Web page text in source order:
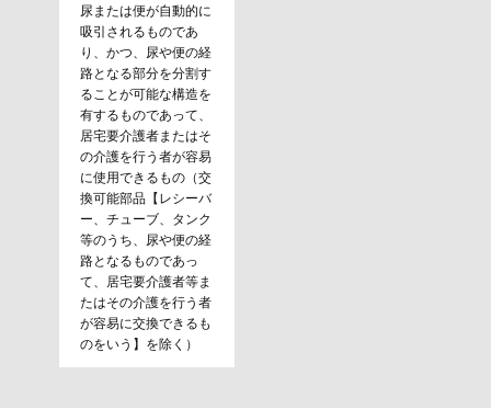
尿または便が自動的に
吸引されるものであ
り、かつ、尿や便の経
路となる部分を分割す
ることが可能な構造を
有するものであって、
居宅要介護者またはそ
の介護を行う者が容易
に使用できるもの（交
換可能部品【レシーバ
ー、チューブ、タンク
等のうち、尿や便の経
路となるものであっ
て、居宅要介護者等ま
たはその介護を行う者
が容易に交換できるも
のをいう】を除く）